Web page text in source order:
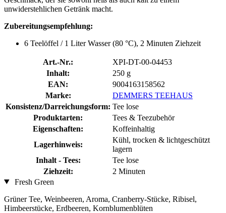
unwiderstehlichen Getränk macht.
Zubereitungsempfehlung:
6 Teelöffel / 1 Liter Wasser (80 °C), 2 Minuten Ziehzeit
Art.-Nr.:
XPI-DT-00-04453
Inhalt:
250 g
EAN:
9004163158562
Marke:
DEMMERS TEEHAUS
Konsistenz/Darreichungsform: Tee lose
Produktarten:
Tees & Teezubehör
Eigenschaften:
Koffeinhaltig
Lagerhinweis:
Kühl, trocken & lichtgeschützt
lagern
Inhalt - Tees:
Tee lose
Ziehzeit:
2 Minuten
Fresh Green
Grüner Tee, Weinbeeren, Aroma, Cranberry-Stücke, Ribisel,
Himbeerstücke, Erdbeeren, Kornblumenblüten